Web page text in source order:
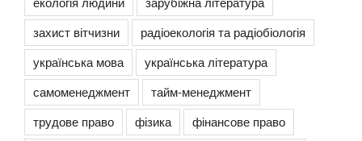
захист вітчизни
радіоекологія та радіобіологія
українська мова
українська література
самоменеджмент
тайм-менеджмент
трудове право
фізика
фінансове право